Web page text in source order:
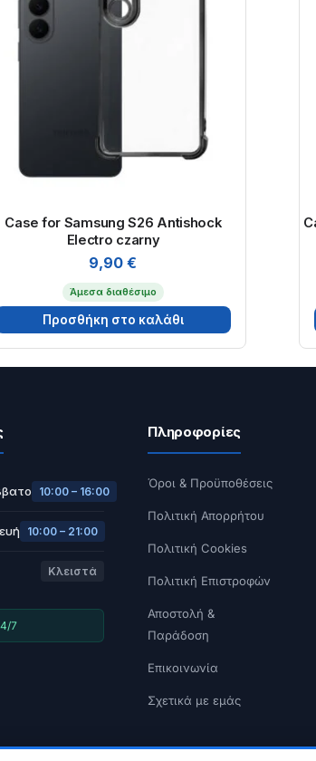
Case for Samsung S26 Antishock
Electro czarny
9,90€
Άμεσα διαθέσιμο
Προσθήκη στο καλάθι
10:00 – 16:00
10:00 – 21:00
Κλειστά
7
Πληροφορίες
Όροι & Προϋποθέσεις
Πολιτική Απορρήτου
Πολιτική Cookies
Πολιτική Επιστροφών
Αποστολή &
Παράδοση
Επικοινωνία
Σχετικά με εμάς